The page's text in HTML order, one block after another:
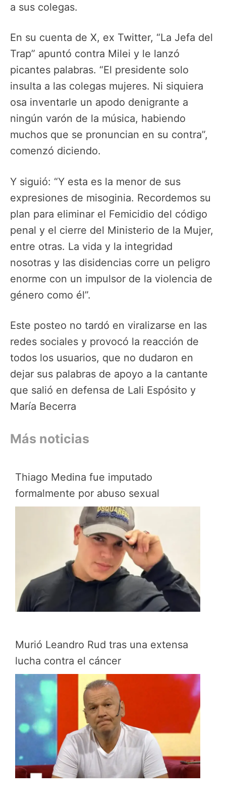
a sus colegas.
En su cuenta de X, ex Twitter, “La Jefa del
Trap” apuntó contra Milei y le lanzó
picantes palabras. “El presidente solo
insulta a las colegas mujeres. Ni siquiera
osa inventarle un apodo denigrante a
ningún varón de la música, habiendo
muchos que se pronuncian en su contra”,
comenzó diciendo.
Y siguió: “Y esta es la menor de sus
expresiones de misoginia. Recordemos su
plan para eliminar el Femicidio del código
penal y el cierre del Ministerio de la Mujer,
entre otras. La vida y la integridad
nosotras y las disidencias corre un peligro
enorme con un impulsor de la violencia de
género como él”.
Este posteo no tardó en viralizarse en las
redes sociales y provocó la reacción de
todos los usuarios, que no dudaron en
dejar sus palabras de apoyo a la cantante
que salió en defensa de Lali Espósito y
María Becerra
Más noticias
Thiago Medina fue imputado
formalmente por abuso sexual
Murió Leandro Rud tras una extensa
lucha contra el cáncer